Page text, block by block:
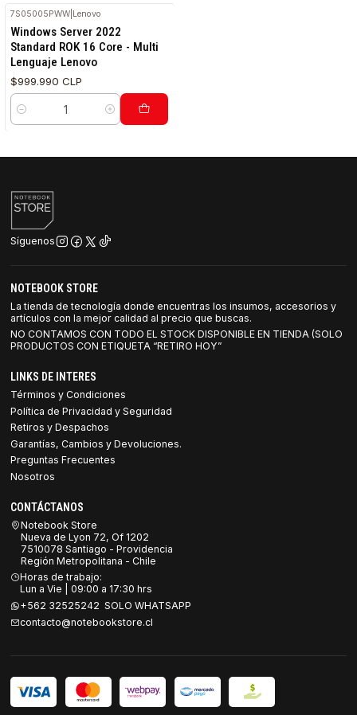
7S05005PWW Lenovo
Windows Server 2022
Standard ROK 16 Core - Multi
Lenguaje Lenovo
$999.990 CLP
Cantidad
Síguenos
NOTEBOOK STORE
La tienda de tecnología donde encuentras los insumos, accesorios y
artículos con la mejor calidad al precio que buscas.
NO CONTAMOS CON TODO EL STOCK DISPONIBLE EN TIENDA (SOLO
PRODUCTOS CON ETIQUETA “RETIRO HOY”
LINKS DE INTERES
Términos y Condiciones
Política de Privacidad y Seguridad
Retiros y Despachos
Garantías, Cambios y Devoluciones.
Preguntas Frecuentes
Nosotros
CONTÁCTANOS
Notebook Store
Nueva de Lyon 72, Of 1202
7510078 Santiago - Providencia
Región Metropolitana - Chile
Horas de trabajo:
Lun a Vie | 09:00 a 17:30 hrs
+562 32525242 SOLO WHATSAPP
contacto@notebookstore.cl